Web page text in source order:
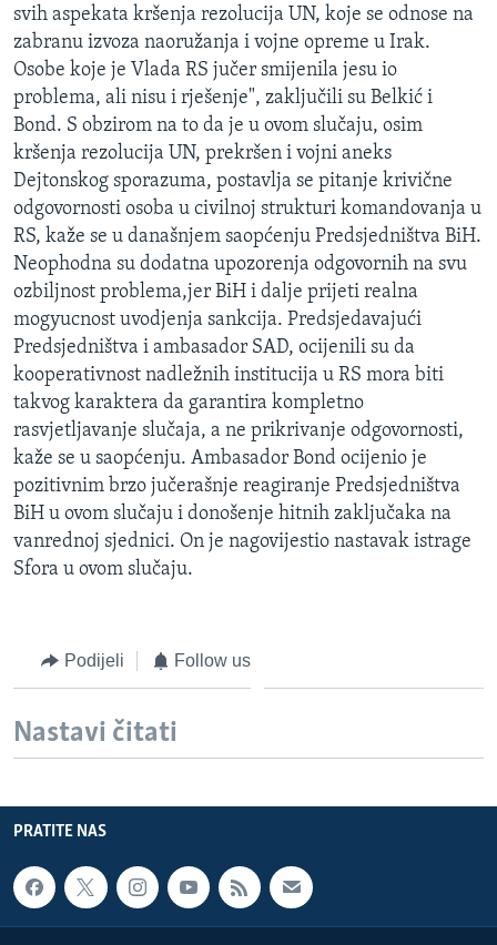
O GLASU AMERIKE
Learning English
PRATITE NAS
Jezici
svih aspekata kršenja rezolucija UN, koje se odnose na
zabranu izvoza naoružanja i vojne opreme u Irak.
Osobe koje je Vlada RS jučer smijenila jesu io
problema, ali nisu i rješenje", zaključili su Belkić i
Bond. S obzirom na to da je u ovom slučaju, osim
kršenja rezolucija UN, prekršen i vojni aneks
Dejtonskog sporazuma, postavlja se pitanje krivične
odgovornosti osoba u civilnoj strukturi komandovanja u
RS, kaže se u današnjem saopćenju Predsjedništva BiH.
Neophodna su dodatna upozorenja odgovornih na svu
ozbiljnost problema,jer BiH i dalje prijeti realna
mogyucnost uvodjenja sankcija. Predsjedavajući
Predsjedništva i ambasador SAD, ocijenili su da
kooperativnost nadležnih institucija u RS mora biti
takvog karaktera da garantira kompletno
rasvjetljavanje slučaja, a ne prikrivanje odgovornosti,
kaže se u saopćenju. Ambasador Bond ocijenio je
pozitivnim brzo jučerašnje reagiranje Predsjedništva
BiH u ovom slučaju i donošenje hitnih zaključaka na
vanrednoj sjednici. On je nagovijestio nastavak istrage
Sfora u ovom slučaju.
Podijeli Follow us
Nastavi čitati
PRATITE NAS